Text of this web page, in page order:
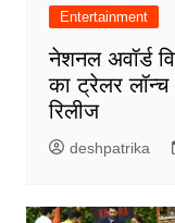
Entertainment
नेशनल अवॉर्ड
का ट्रेलर लॉन्च
रिलीज
deshpatrika